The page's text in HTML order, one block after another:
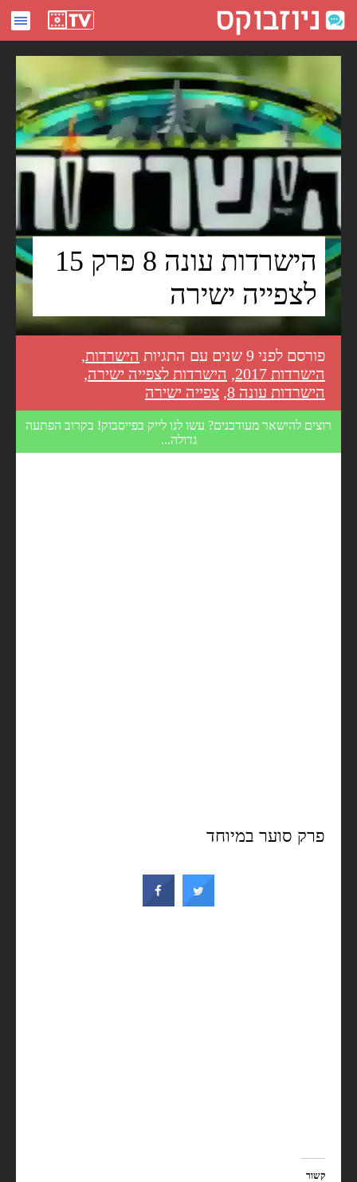
הישרדות עונה 8 פרק 15 לצפייה ישירה - ניוזבוקס
הישרדות עונה 8 פרק 15
לצפייה ישירה
פורסם לפני 9 שנים עם התגיות הישרדות,
הישרדות 2017
, הישרדות לצפייה ישירה,
הישרדות עונה 8
, צפייה ישירה
רוצים להישאר מעודכנים? עשו לנו לייק בפייסבוק! בקרוב הפתעה
גדולה...
פרק סוער במיוחד
קשור